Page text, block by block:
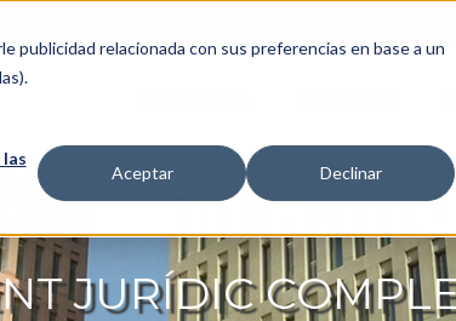
publicidad relacionada con sus preferencias en base a un
Aceptar Declinar
JURÍDIC